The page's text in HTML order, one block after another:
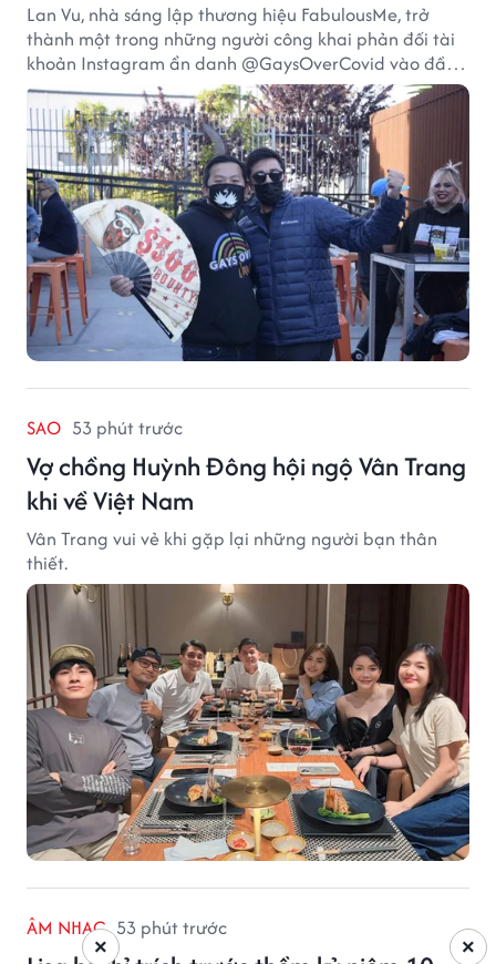
Lan Vu, nhà sáng lập thương hiệu FabulousMe, trở
thành một trong những người công khai phản đối tài
khoản Instagram ẩn danh @GaysOverCovid vào đầu
năm 2021, trong bối cảnh đại dịch COVID-19 vẫn diễn
biến nghiêm trọng.
SAO 53 phút trước
Vợ chồng Huỳnh Đông hội ngộ Vân Trang
khi về Việt Nam
Vân Trang vui vẻ khi gặp lại những người bạn thân
thiết.
ÂM NHẠC 53 phút trước
×
×